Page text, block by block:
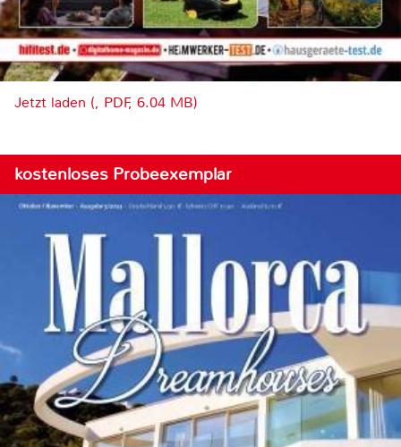
Jetzt laden (, PDF, 6.04 MB)
kostenloses Probeexemplar